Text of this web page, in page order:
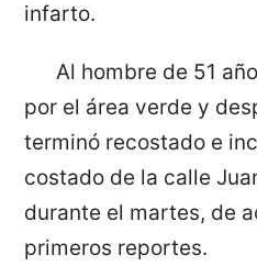
infarto.
Al hombre de 51
por el área verde y
terminó recostado e
costado de la calle
durante el martes, de
primeros reportes.